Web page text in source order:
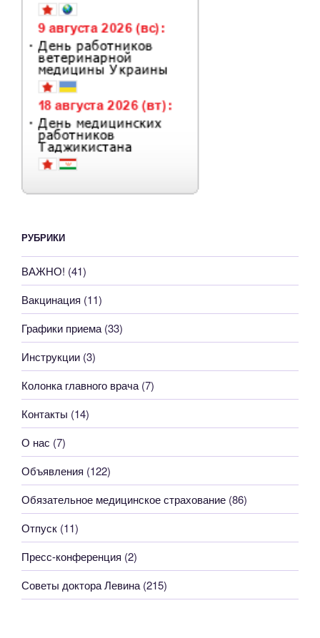
РУБРИКИ
ВАЖНО! (41)
Вакцинация (11)
Графики приема (33)
Инструкции (3)
Колонка главного врача (7)
Контакты (14)
О нас (7)
Объявления (122)
Обязательное медицинское страхование (86)
Отпуск (11)
Пресс-конференция (2)
Советы доктора Левина (215)